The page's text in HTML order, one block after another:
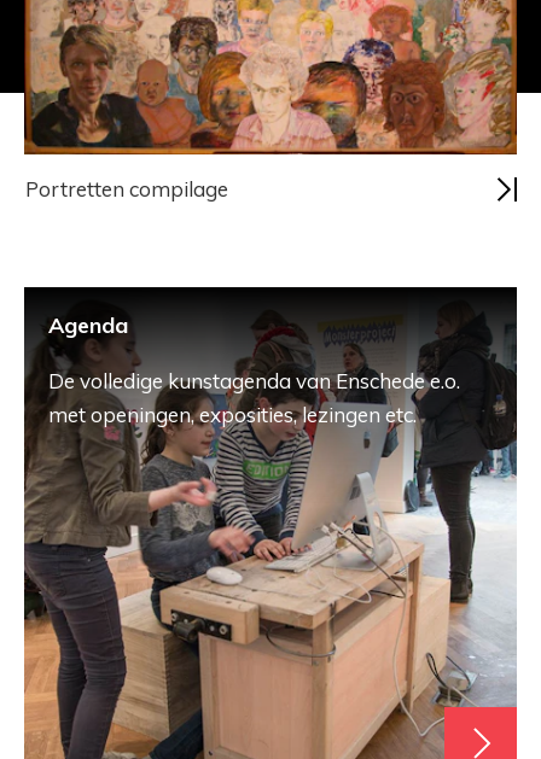
Portretten compilage
Agenda
De volledige kunstagenda van Enschede e.o.
met openingen, exposities, lezingen etc.